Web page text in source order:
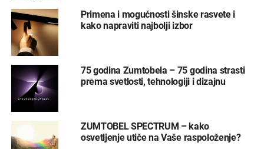
Primena i mogućnosti šinske rasvete i
kako napraviti najbolji izbor
75 godina Zumtobela – 75 godina strasti
prema svetlosti, tehnologiji i dizajnu
ZUMTOBEL SPECTRUM – kako
osvetljenje utiče na Vaše raspoloženje?